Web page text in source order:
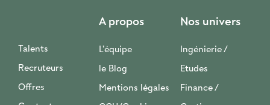
Talents
Recruteurs
Offres
A propos
L’équipe
le Blog
Mentions légales
Nos univers
Ingénierie /
Etudes
Finance /